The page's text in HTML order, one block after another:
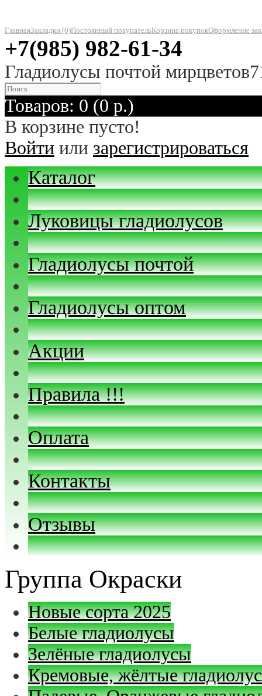
ГлавнаяЗакладки (0)Постоянный покупательКорзина покупокОформление
+7(985) 982-61-34
Гладиолусы почтой
Товаров: 0 (0 р.)
В корзине пусто!
Войти или зарегистрироваться
Каталог
Луковицы гладиолусов
Гладиолусы почтой
Гладиолусы оптом
Акции
Правила !!!
Оплата
Контакты
Отзывы
Группа Окраски
Новые сорта 2025
Белые гладиолусы
Зелёные гладиолусы
Кремовые, жёлтые